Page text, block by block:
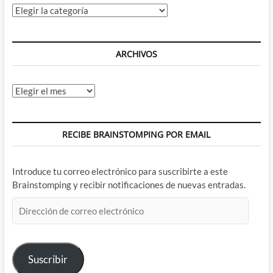
Categorías
ARCHIVOS
Archivos
RECIBE BRAINSTOMPING POR EMAIL
Introduce tu correo electrónico para suscribirte a este
Brainstomping y recibir notificaciones de nuevas entradas.
de
electrónico
Suscribir